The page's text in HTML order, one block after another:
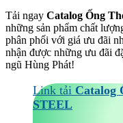
Tải ngay Catalog Ống
những sản phẩm chất
phân phối với giá ưu đãi
nhận được những ưu đãi
ngũ Hùng Phát!
Link tải Catalog
STEEL